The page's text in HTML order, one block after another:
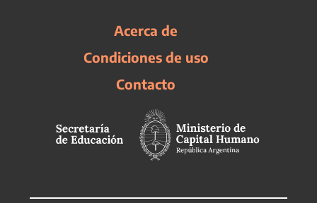
Acerca de
Condiciones de uso
Contacto